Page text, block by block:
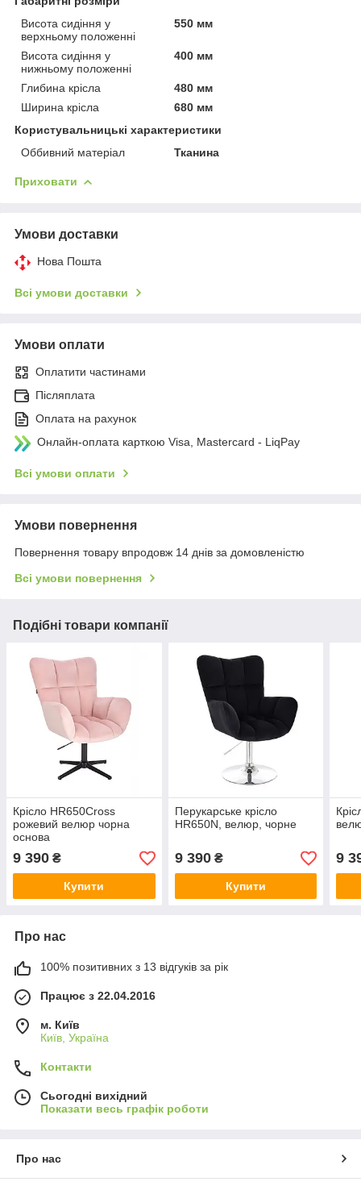
Висота сидіння у
верхньому положенні
550 мм
Висота сидіння у
нижньому положенні
400 мм
Глибина крісла
480 мм
Ширина крісла
680 мм
Користувальницькі характеристики
Оббивний матеріал
Тканина
Приховати
Умови доставки
Нова Пошта
Всі умови доставки
Умови оплати
Оплатити частинами
Післяплата
Оплата на рахунок
Онлайн-оплата карткою Visa, Mastercard - LiqPay
Всі умови оплати
Умови повернення
Повернення товару впродовж 14 днів за домовленістю
Всі умови повернення
Подібні товари компанії
Крісло HR650Cross
рожевий велюр чорна
основа
9 390 ₴
Купити
Перукарське крісло
HR650N, велюр, чорне
9 390₴
Купити
9
Про нас
100% позитивних з 13 відгуків за рік
Працює з 22.04.2016
м. Київ
Київ, Україна
Контакти
Сьогодні вихідний
Показати весь графік роботи
Про нас